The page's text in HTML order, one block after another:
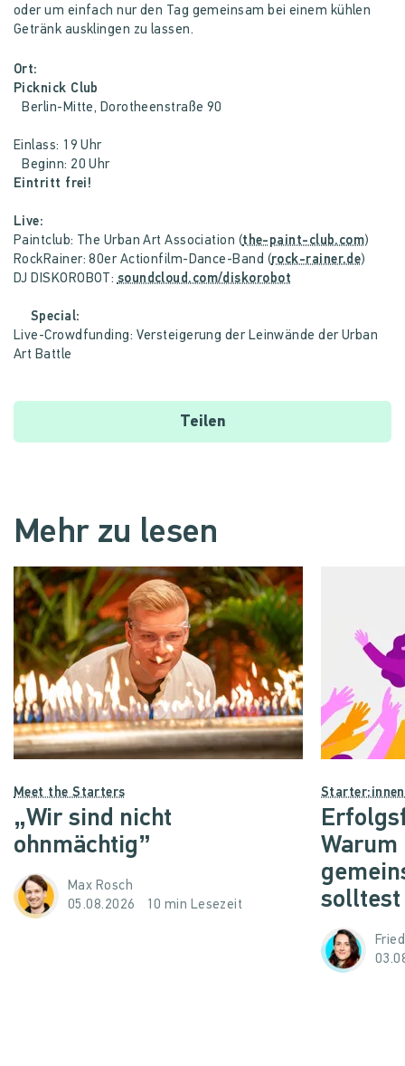
oder um einfach nur den Tag gemeinsam bei einem kühlen
Getränk ausklingen zu lassen.
Ort:
Picknick Club
Berlin-Mitte, Dorotheenstraße 90
Einlass: 19 Uhr
Beginn: 20 Uhr
Eintritt frei!
Live:
Paintclub: The Urban Art Association (the-paint-club.com)
RockRainer: 80er Actionfilm-Dance-Band (rock-rainer.de)
DJ DISKOROBOT: soundcloud.com/diskorobot
Special:
Live-Crowdfunding: Versteigerung der Leinwände der Urban
Art Battle
Teilen
Mehr zu lesen
Meet the Starters
„Wir sind nicht
ohnmächtig”
Max Rosch
05.08.2026
10 min Lesezeit
Warum
solltest